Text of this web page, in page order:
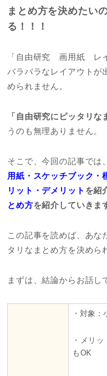
まとめ方を決めたい
る！！！
「自由研究 画用紙 レ
バラバラなレイアウトが
められません。
「自由研究にピッタリな
うのも無理ありません。
そこで、今回の記事では、
用紙・スケッチブック・
リット・デメリット を紹
とめ方を紹介していきま
この記事を読めば、あな
タリなまとめ方を決めら
まずは、結論からお話し
・対象：
・メリ
もOK